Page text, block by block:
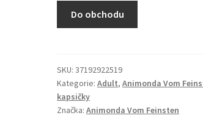
Do obchodu
SKU:37192922519
Kategorie:Adult,Animonda Vom
kapsičky
Značka:Animonda Vom Feinsten